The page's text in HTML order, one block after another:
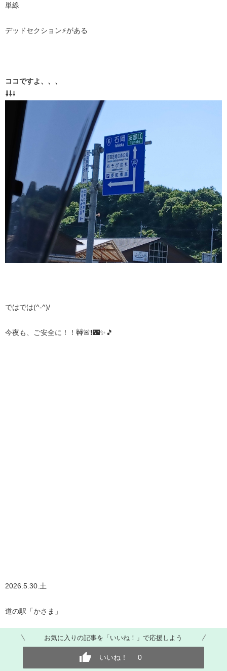
単線
デッドセクション⚡がある
ココですよ、、、
⇩⇩⇩
ではでは(^-^)/
今夜も、ご安全に！！🚧🚨❗🌃✨🎵
2026.5.30.土
道の駅「かさま」
お気に入りの記事を「いいね！」で応援しよう
いいね！ 0